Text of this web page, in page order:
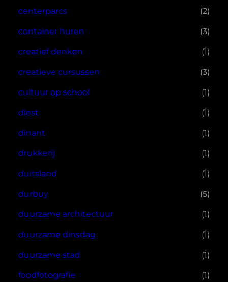
centerparcs (2)
container huren (3)
creatief denken (1)
creatieve cursussen (3)
cultuur op school (1)
diest (1)
dinant (1)
drukkerij (1)
duitsland (1)
durbuy (5)
duurzame architectuur (1)
duurzame dinsdag (1)
duurzame stad (1)
foodfotografie (1)